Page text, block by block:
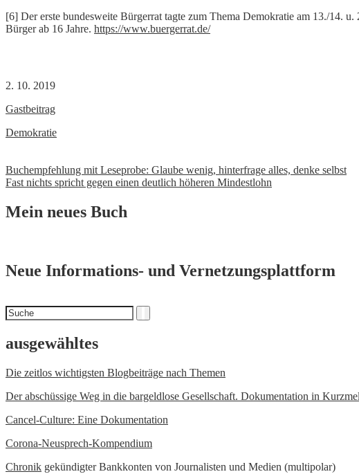
[6] Der erste bundesweite Bürgerrat tagte zum Thema Demokratie am 13./14.
Bürger ab 16 Jahre. https://www.buergerrat.de/
2. 10. 2019
Gastbeitrag
Demokratie
Beitrags-
Navigation
Buchempfehlung mit Leseprobe: Glaube wenig, hinterfrage alles, denke selbst
Fast nichts spricht gegen einen deutlich höheren Mindestlohn
Mein neues Buch
Neue Informations- und Vernetzungsplattform
Suchen
nach
ausgewähltes
Die zeitlos wichtigsten Blogbeiträge nach Themen
Der abschüssige Weg in die bargeldlose Gesellschaft. Dokumentation in
Cancel-Culture: Eine Dokumentation
Corona-Neusprech-Kompendium
Chronik gekündigter Bankkonten von Journalisten und Medien (multipolar)